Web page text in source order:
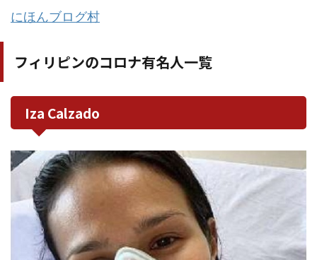
にほんブログ村
フィリピンのコロナ有名人一覧
Iza Calzado